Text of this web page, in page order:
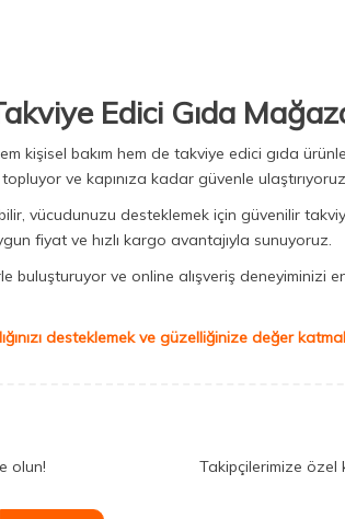
Edici Gıda
kişisel bakım hem de takviye edici gıda
ve kapınıza kadar güvenle
vücudunuzu desteklemek için güvenilir
fiyat ve hızlı kargo avantajıyla sunuyoruz.
ve online alışveriş deneyiminizi
desteklemek ve güzelliğinize değer
olun! Takipçilerimize